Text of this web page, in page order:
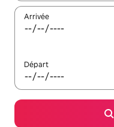
Arrivée
Départ